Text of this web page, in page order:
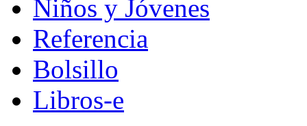
Niños y Jóvenes
Referencia
Bolsillo
Libros-e